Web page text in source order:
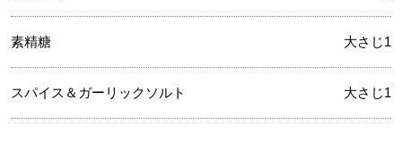
素精糖 大さじ1
スパイス＆ガーリックソルト 大さじ1